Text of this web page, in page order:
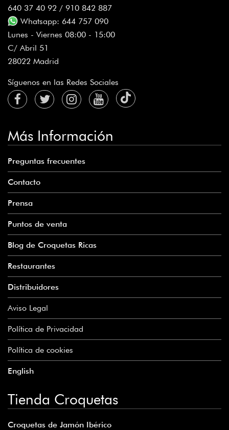
640 37 40 92 / 910 842 887
Whatsapp: 644 757 090
Lunes - Viernes 08:00 - 15:00
C/ Abril 51
28022 Madrid
Síguenos en las Redes Sociales
Más Información
Preguntas frecuentes
Contacto
Prensa
Puntos de venta
Blog de Croquetas Ricas
Restaurantes
Distribuidores
Aviso Legal
Política de Privacidad
Política de cookies
English
Tienda Croquetas
Croquetas de Jamón Ibérico